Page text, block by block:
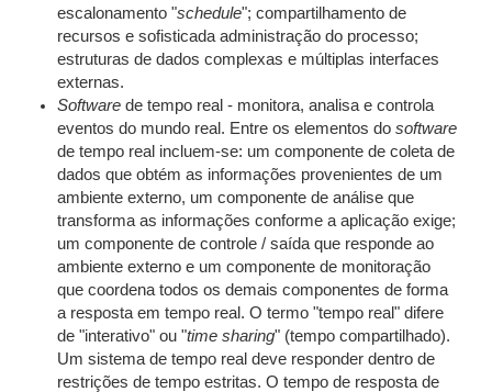
escalonamento "schedule"; compartilhamento de
recursos e sofisticada administração do processo;
estruturas de dados complexas e múltiplas interfaces
externas.
Software de tempo real - monitora, analisa e controla
eventos do mundo real. Entre os elementos dosoftware
de tempo real incluem-se: um componente de coleta de
dados que obtém as informações provenientes de um
ambiente externo, um componente de análise que
transforma as informações conforme a aplicação exige;
um componente de controle / saída que responde ao
ambiente externo e um componente de monitoração
que coordena todos os demais componentes de forma
a resposta em tempo real. O termo "tempo real" difere
de "interativo" ou "time sharing" (tempo compartilhado).
Um sistema de tempo real deve responder dentro de
restrições de tempo estritas. O tempo de resposta de